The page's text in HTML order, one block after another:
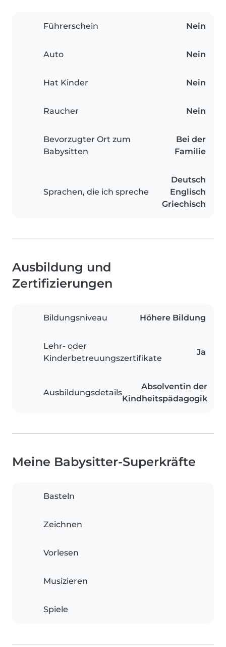
Führerschein Nein
Auto Nein
Hat Kinder Nein
Raucher Nein
Bevorzugter Ort zum
Babysitten
Bei der
Familie
Sprachen, die ich spreche
Deutsch
Englisch
Griechisch
Ausbildung und
Zertifizierungen
Bildungsniveau Höhere Bildung
Lehr- oder
Kinderbetreuungszertifikate
Ja
Ausbildungsdetails
Absolventin der
Kindheitspädagogik
Meine Babysitter-Superkräfte
Basteln
Zeichnen
Vorlesen
Musizieren
Spiele